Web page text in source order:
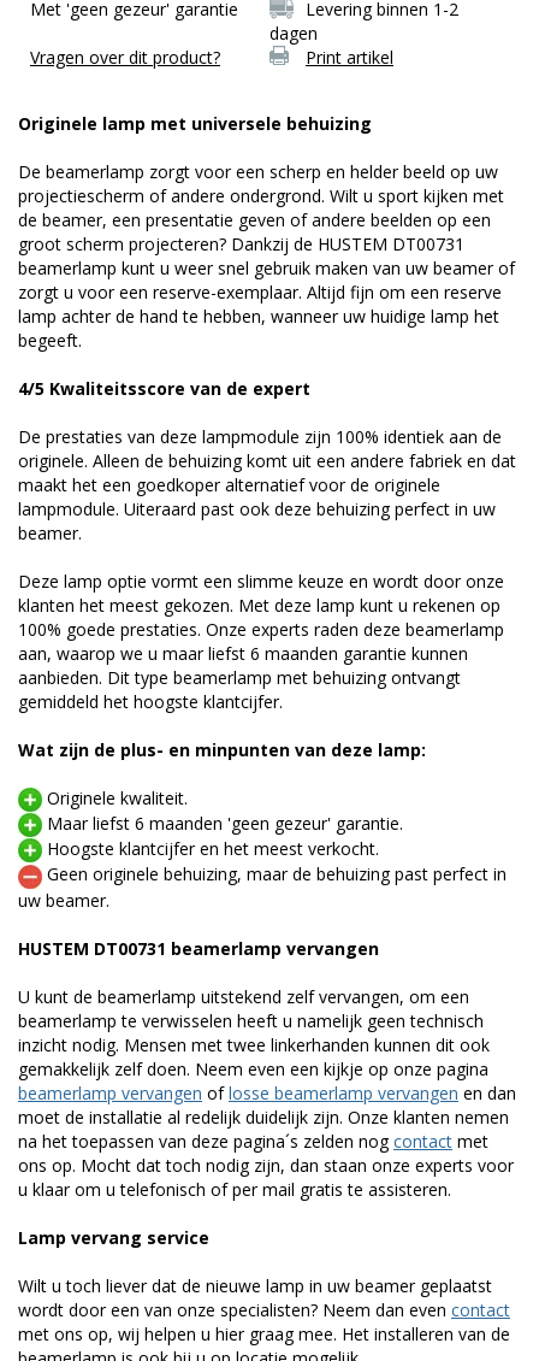
Met 'geen gezeur' garantie
Levering binnen 1-2
dagen
Vragen over dit product?
Print artikel
Originele lamp met universele behuizing
De beamerlamp zorgt voor een scherp en helder beeld op uw
projectiescherm of andere ondergrond. Wilt u sport kijken met
de beamer, een presentatie geven of andere beelden op een
groot scherm projecteren? Dankzij de HUSTEM DT00731
beamerlamp kunt u weer snel gebruik maken van uw beamer of
zorgt u voor een reserve-exemplaar. Altijd fijn om een reserve
lamp achter de hand te hebben, wanneer uw huidige lamp het
begeeft.
4/5 Kwaliteitsscore van de expert
De prestaties van deze lampmodule zijn 100% identiek aan de
originele. Alleen de behuizing komt uit een andere fabriek en dat
maakt het een goedkoper alternatief voor de originele
lampmodule. Uiteraard past ook deze behuizing perfect in uw
beamer.
Deze lamp optie vormt een slimme keuze en wordt door onze
klanten het meest gekozen. Met deze lamp kunt u rekenen op
100% goede prestaties. Onze experts raden deze beamerlamp
aan, waarop we u maar liefst 6 maanden garantie kunnen
aanbieden. Dit type beamerlamp met behuizing ontvangt
gemiddeld het hoogste klantcijfer.
Wat zijn de plus- en minpunten van deze lamp:
Originele kwaliteit.
Maar liefst 6 maanden 'geen gezeur' garantie.
Hoogste klantcijfer en het meest verkocht.
Geen originele behuizing, maar de behuizing past perfect in
uw beamer.
HUSTEM DT00731 beamerlamp vervangen
U kunt de beamerlamp uitstekend zelf vervangen, om een
beamerlamp te verwisselen heeft u namelijk geen technisch
inzicht nodig. Mensen met twee linkerhanden kunnen dit ook
gemakkelijk zelf doen. Neem even een kijkje op onze pagina
beamerlamp vervangen oflosse beamerlamp vervangen en dan
moet de installatie al redelijk duidelijk zijn. Onze klanten nemen
na het toepassen van deze pagina´s zelden nogcontact met
ons op. Mocht dat toch nodig zijn, dan staan onze experts voor
u klaar om u telefonisch of per mail gratis te assisteren.
Lamp vervang service
Wilt u toch liever dat de nieuwe lamp in uw beamer geplaatst
wordt door een van onze specialisten? Neem dan even contact
met ons op, wij helpen u hier graag mee. Het installeren van de